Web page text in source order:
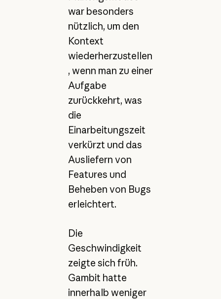
war besonders
nützlich, um den
Kontext
wiederherzustellen
, wenn man zu einer
Aufgabe
zurückkehrt, was
die
Einarbeitungszeit
verkürzt und das
Ausliefern von
Features und
Beheben von Bugs
erleichtert.
Die
Geschwindigkeit
zeigte sich früh.
Gambit hatte
innerhalb weniger